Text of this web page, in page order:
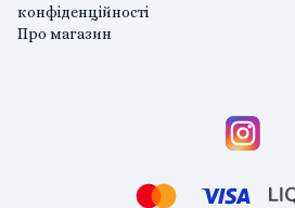
конфіденційності
Про магазин